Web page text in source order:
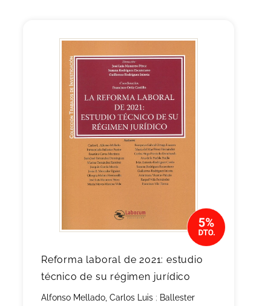
Reforma laboral de 2021: estudio
técnico de su régimen jurídico
Alfonso Mellado, Carlos Luis ; Ballester